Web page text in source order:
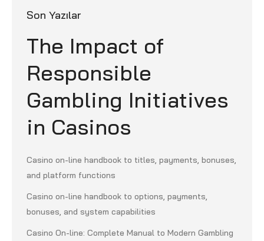
Son Yazılar
The Impact of
Responsible
Gambling Initiatives
in Casinos
Casino on-line handbook to titles, payments, bonuses,
and platform functions
Casino on-line handbook to options, payments,
bonuses, and system capabilities
Casino On-line: Complete Manual to Modern Gambling